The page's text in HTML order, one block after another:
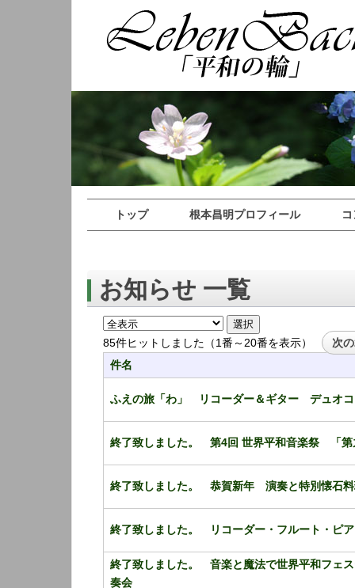
トップ 根本昌明プロフィール
お知らせ 一覧
85件ヒットしました（1番～20番を表示）
次
件名
ふえの旅「わ」 リコーダー＆ギター デュオコ
終了致しました。 第4回 世界平和音楽祭 「第
終了致しました。 恭賀新年 演奏と特別懐石料
終了致しました。 リコーダー・フルート・ピ
終了致しました。 音楽と魔法で世界平和フェ
奏会